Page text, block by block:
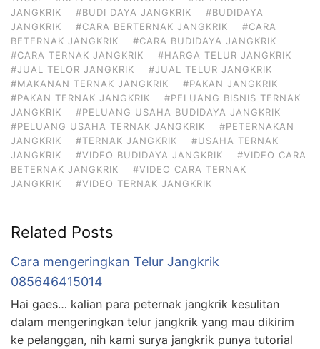
JANGKRIK
#BUDI DAYA JANGKRIK
#BUDIDAYA
JANGKRIK
#CARA BERTERNAK JANGKRIK
#CARA
BETERNAK JANGKRIK
#CARA BUDIDAYA JANGKRIK
#CARA TERNAK JANGKRIK
#HARGA TELUR JANGKRIK
#JUAL TELOR JANGKRIK
#JUAL TELUR JANGKRIK
#MAKANAN TERNAK JANGKRIK
#PAKAN JANGKRIK
#PAKAN TERNAK JANGKRIK
#PELUANG BISNIS TERNAK
JANGKRIK
#PELUANG USAHA BUDIDAYA JANGKRIK
#PELUANG USAHA TERNAK JANGKRIK
#PETERNAKAN
JANGKRIK
#TERNAK JANGKRIK
#USAHA TERNAK
JANGKRIK
#VIDEO BUDIDAYA JANGKRIK
#VIDEO CARA
BETERNAK JANGKRIK
#VIDEO CARA TERNAK
JANGKRIK
#VIDEO TERNAK JANGKRIK
Related Posts
Cara mengeringkan Telur Jangkrik
085646415014
Hai gaes… kalian para peternak jangkrik kesulitan
dalam mengeringkan telur jangkrik yang mau dikirim
ke pelanggan, nih kami surya jangkrik punya tutorial